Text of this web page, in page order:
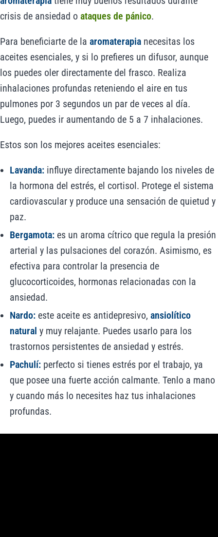
crisis de ansiedad o ataques de pánico.
Para beneficiarte de la aromaterapia necesitas los
aceites esenciales, y si lo prefieres un difusor, aunque
los puedes oler directamente del frasco. Realiza
inhalaciones profundas reteniendo el aire en tus
pulmones por 3 segundos un par de veces al día.
Luego, puedes ir aumentando de 5 a 7 inhalaciones.
Estos son los mejores aceites esenciales:
Lavanda: influye directamente bajando los niveles de
la hormona del estrés, el cortisol. Protege el sistema
cardiovascular y produce una sensación de quietud y
paz.
Bergamota: es un aroma cítrico que regula la presión
arterial y las pulsaciones del corazón. Asimismo, es
efectiva para controlar la presencia de
glucocorticoides, hormonas relacionadas con la
ansiedad.
Nardo: este aceite es antidepresivo, ansiolítico
natural y muy relajante. Puedes usarlo para los
trastornos persistentes de ansiedad y estrés.
Pachulí: perfecto si tienes estrés por el trabajo, ya
que posee una fuerte acción calmante. Tenlo a mano
y cuando más lo necesites haz tus inhalaciones
profundas.